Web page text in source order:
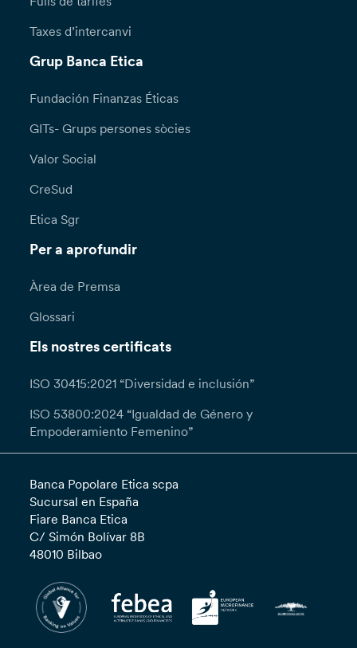
Taxes d’intercanvi
Grup Banca Etica
Fundación Finanzas Éticas
GITs- Grups persones sòcies
Valor Social
CreSud
Etica Sgr
Per a aprofundir
Àrea de Premsa
Glossari
Els nostres certificats
ISO 30415:2021 “Diversidad e inclusión”
ISO 53800:2024 “Igualdad de Género y
Empoderamiento Femenino”
Banca Popolare Etica scpa
Sucursal en España
Fiare Banca Etica
C/ Simón Bolívar 8B
48010 Bilbao